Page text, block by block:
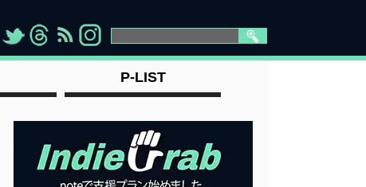
"> "> "> " >
P-LIST